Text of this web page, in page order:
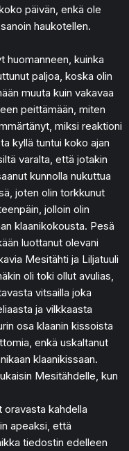
päivän, enkä ole
haukotellen.
huomanneen, kuinka
paljoa, koska olin
muuta kuin vakavaa
peittämään, miten
miksi reaktioni
kyllä tuntui koko ajan
varalta, että jotakin
kunnolla nukuttua
joten olin torkkunut
jolloin olin
klaanikokousta. Pesä
luottanut olevani
Mesitähti ja Liljatuuli
oli toki ollut avulias,
vitsailla joka
ja vilkkaasta
osa klaanin kissoista
enkä uskaltanut
klaanikissaan.
Mesitähdelle, kun
oravasta kahdella
apeaksi, että
tiedostin edelleen